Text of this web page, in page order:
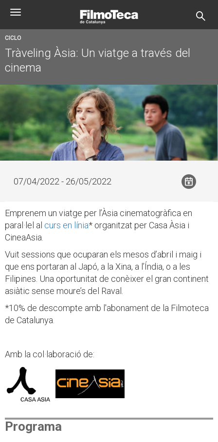
principal
Toggle
CICLO
Tràveling Àsia: Un viatge a través del
cinema
07/04/2022 - 26/05/2022
Emprenem un viatge per l’Àsia cinematogràfica en
paral·lel al curs en línia* organitzat per Casa Àsia i
CineaAsia.
Vuit sessions que ocuparan els mesos d’abril i maig i
que ens portaran al Japó, a la Xina, a l’Índia, o a les
Filipines. Una oportunitat de conèixer el gran continent
asiàtic sense moure’s del Raval.
*10% de descompte amb l'abonament de la Filmoteca
de Catalunya.
Amb la col·laboració de:
Programa